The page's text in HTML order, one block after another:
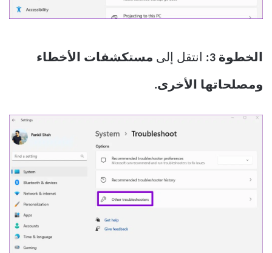
الخطوة 3: انتقل إلى مستكشفات الأخطاء
ومصلحاتها الأخرى.